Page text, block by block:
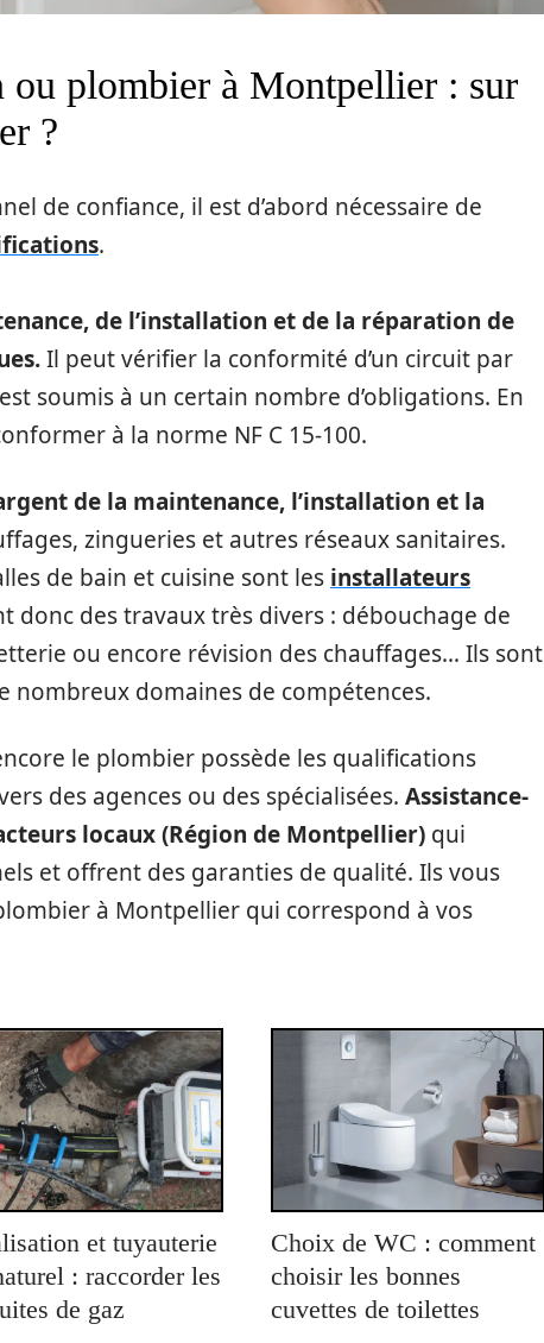
ou plombier à Montpellier : sur
?
de confiance, il est d’abord nécessaire de
.
de l’installation et de la réparation de
Il peut vérifier la conformité d’un circuit par
soumis à un certain nombre d’obligations. En
à la norme NF C 15-100.
de la maintenance, l’installation et la
zingueries et autres réseaux sanitaires.
de bain et cuisine sont les installateurs
donc des travaux très divers : débouchage de
ou encore révision des chauffages… Ils sont
domaines de compétences.
le plombier possède les qualifications
des agences ou des spécialisées. Assistance-
locaux (Région de Montpellier) qui
et offrent des garanties de qualité. Ils vous
à Montpellier qui correspond à vos
et tuyauterie
: raccorder les
de gaz
Choix de WC : comment
choisir les bonnes
cuvettes de toilettes